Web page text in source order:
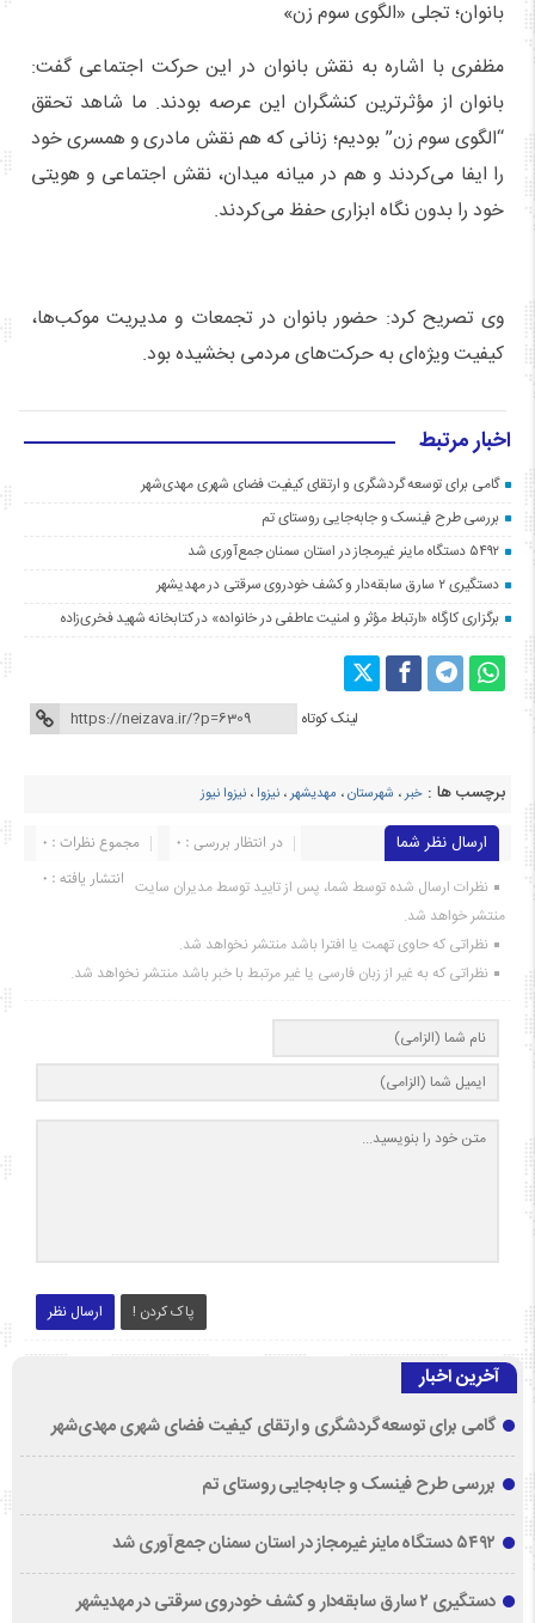
بانوان؛ تجلی «الگوی سوم زن»
مظفری با اشاره به نقش بانوان در این حرکت اجتماعی گفت:
بانوان از مؤثرترین کنشگران این عرصه بودند. ما شاهد تحقق
“الگوی سوم زن” بودیم؛ زنانی که هم نقش مادری و همسری خود
را ایفا می‌کردند و هم در میانه میدان، نقش اجتماعی و هویتی
خود را بدون نگاه ابزاری حفظ می‌کردند.
وی تصریح کرد: حضور بانوان در تجمعات و مدیریت موکب‌ها،
کیفیت ویژه‌ای به حرکت‌های مردمی بخشیده بود.
اخبار مرتبط
گامی برای توسعه گردشگری و ارتقای کیفیت فضای شهری مهدی‌شهر
بررسی طرح فینسک و جابه‌جایی روستای تم
۵۴۹۲ دستگاه ماینر غیرمجاز در استان سمنان جمع‌آوری شد
دستگیری ۲ سارق سابقه‌دار و کشف خودروی سرقتی در مهدیشهر
برگزاری کارگاه «ارتباط مؤثر و امنیت عاطفی در خانواده» در کتابخانه شهید فخری‌زاده
لینک کوتاه
برچسب ها : خبر، شهرستان، مهدیشهر، نیزوا ، نیزوا نیوز
ارسال نظر شما مجموع نظرات : 0
در انتظار بررسی : 0
انتشار یافته : ۰ نظرات ارسال شده توسط شما، پس از تایید توسط مدیران سایت
منتشر خواهد شد.
نظراتی که حاوی تهمت یا افترا باشد منتشر نخواهد شد.
نظراتی که به غیر از زبان فارسی یا غیر مرتبط با خبر باشد منتشر نخواهد شد.
ارسال نظر پاک کردن !
آخرین اخبار
گامی برای توسعه گردشگری و ارتقای کیفیت فضای شهری مهدی‌شهر
بررسی طرح فینسک و جابه‌جایی روستای تم
۵۴۹۲ دستگاه ماینر غیرمجاز در استان سمنان جمع‌آوری شد
دستگیری ۲ سارق سابقه‌دار و کشف خودروی سرقتی در مهدیشهر